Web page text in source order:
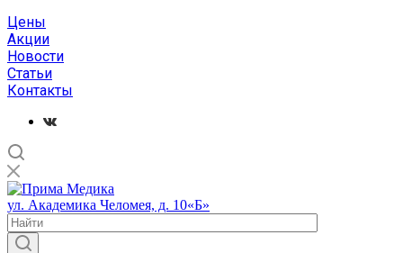
Цены
Акции
Новости
Статьи
Контакты
ул. Академика Челомея, д. 10«Б»